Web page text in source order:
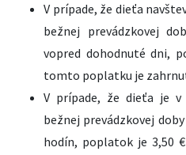
V prípade, že dieťa
bežnej prevádzkovej
vopred dohodnuté dni,
tomto poplatku je
V prípade, že dieťa je v
bežnej prevádzkovej
hodín, poplatok je 3,50